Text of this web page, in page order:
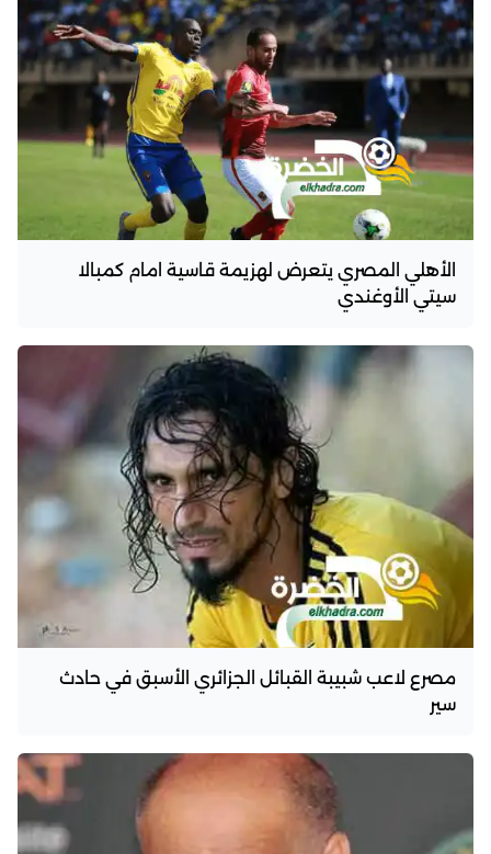
الأهلي المصري يتعرض لهزيمة قاسية امام كمبالا
سيتي الأوغندي
مصرع لاعب شبيبة القبائل الجزائري الأسبق في حادث
سير